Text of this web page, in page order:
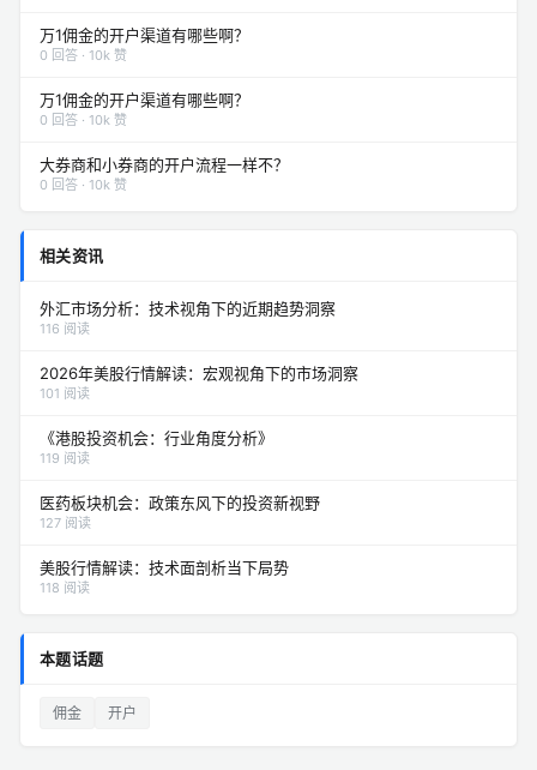
万1佣金的开户渠道有哪些啊？
0 回答 · 10k 赞
万1佣金的开户渠道有哪些啊？
0 回答 · 10k 赞
大券商和小券商的开户流程一样不？
0 回答 · 10k 赞
相关资讯
外汇市场分析：技术视角下的近期趋势洞察
116 阅读
2026年美股行情解读：宏观视角下的市场洞察
101 阅读
《港股投资机会：行业角度分析》
119 阅读
医药板块机会：政策东风下的投资新视野
127 阅读
美股行情解读：技术面剖析当下局势
118 阅读
本题话题
佣金 开户